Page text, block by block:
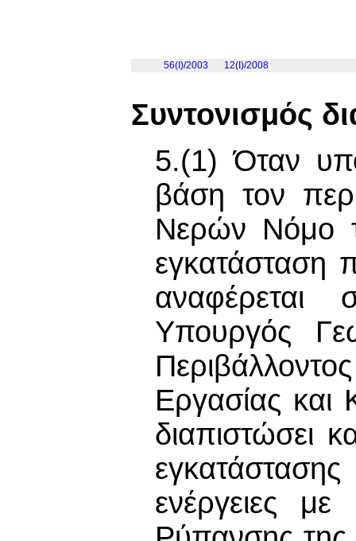
56(I)/2003 12(I)/2008
Συντονισμός
5.(1) Όταν
βάση τον
Νερών Νόμο
εγκατάσταση
Υπουργός
Εργασίας και
διαπιστώσει
ενέργειες